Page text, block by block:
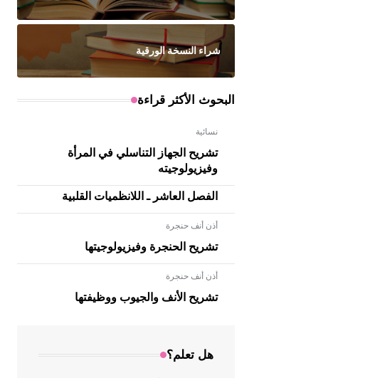
شراء النسخة الورقية
البحوث الأكثر قراءة
نسائية
تشريح الجهاز التناسلي في المرأة
وفيزيولوجيته
الفصل العاشر ـ اللانظميات القلبية
أذن أنف حنجرة
تشريح الحنجرة وفيزيولوجيتها
أذن أنف حنجرة
تشريح الأنف والجيوب ووظيفتها
هل تعلم؟
- هل تعلم أن الأبلق نوع من الفنون
الهندسية التي ارتبطت بالعمارة الإسلامية
في بلاد الشام ومصر خاصة، حيث يحرص